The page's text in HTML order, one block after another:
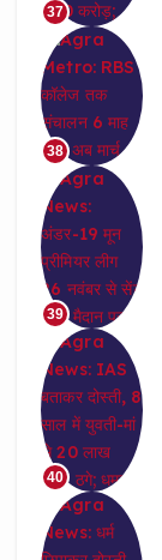
37
38
39
40